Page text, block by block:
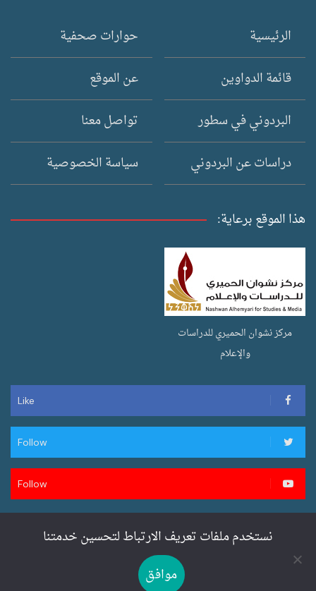
الرئيسية
قائمة الدواوين
البردوني في سطور
دراسات عن البردوني
حوارات صحفية
عن الموقع
تواصل معنا
سياسة الخصوصية
هذا الموقع برعاية:
مركز نشوان الحميري للدراسات
والإعلام
Like
Follow
Follow
تصميم وتطوير سنان ويب لخدمات المواقع
نستخدم ملفات تعريف الارتباط لتحسين خدمتنا
موافق